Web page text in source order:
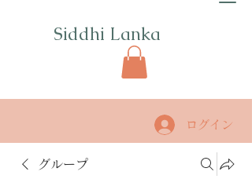
Siddhi Lanka​
ログイン
グループ